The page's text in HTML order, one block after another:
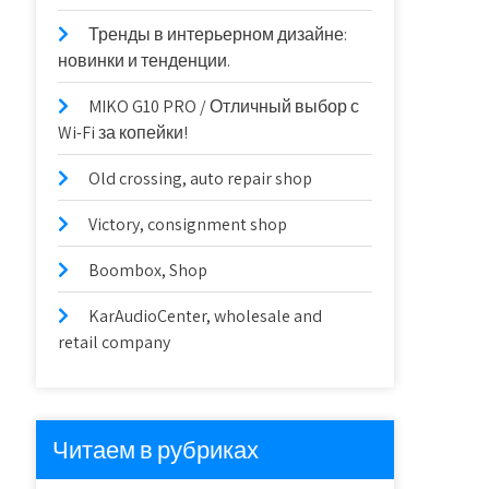
Тренды в интерьерном дизайне:
новинки и тенденции.
MIKO G10 PRO / Отличный выбор с
Wi-Fi за копейки!
Old crossing, auto repair shop
Victory, consignment shop
Boombox, Shop
KarAudioCenter, wholesale and
retail company
Читаем в рубриках